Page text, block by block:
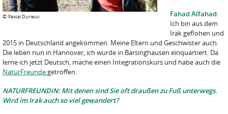
© Pascal Durieux
Fahad Alfahad:
Ich bin aus dem
Irak geflohen und
2015 in Deutschland angekommen. Meine Eltern und Geschwister auch.
Die leben nun in Hannover, ich wurde in Barsinghausen einquartiert. Da
lerne ich jetzt Deutsch, mache einen Integrationskurs und habe auch die
NaturFreundegetroffen.
NATURFREUNDiN: Mit denen sind Sie oft draußen zu Fuß unterwegs.
Wird im Irak auch so viel gewandert?